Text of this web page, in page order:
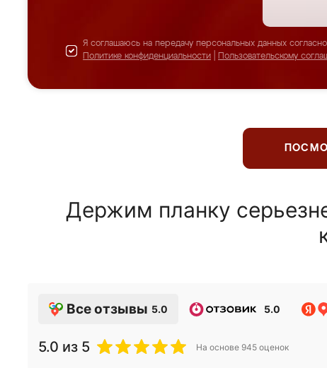
Я соглашаюсь на передачу персональных данных согласно
Политике конфиденциальности
Пользовательскому
Держим планку
Все отзывы 5.0 5.0
5.0 из 5 На основе 945 оценок